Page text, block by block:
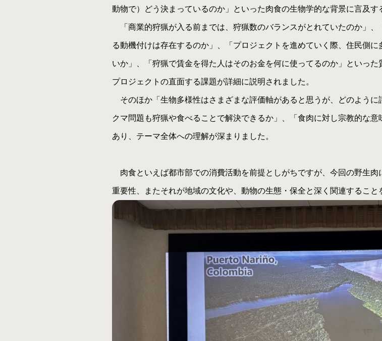
動物で）どう決まっているのか」といった肉食の生物学的な背景に言及す
「商業的狩猟が入る前までは、狩猟数のバランスがとれていたのか」
る動機付けは存在するのか」、「プロジェクトを進めていく際、住民側
いか」、「狩猟で賃金を得た人はそのお金を何に使ってるのか」といった
プロジェクトの直面する課題が詳細に説明されました。
そのほか「生物多様性はさまざまな評価軸があると思うが、どのよう
クマ問題も狩猟や食べることで解決できるか」、「食肉に対し宗教的な
あり、テーマ全体への理解が深まりました。
肉食といえば都市部での消費活動を前提としがちですが、今回の野生
重要性、またそれが地域の文化や、動物の生態・保全と深く関連すること